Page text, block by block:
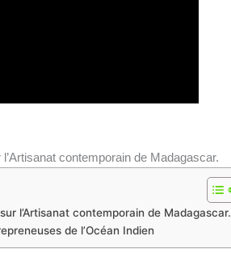
contemporain de Madagascar.
l’Artisanat contemporain de Madagascar.
de l’Océan Indien